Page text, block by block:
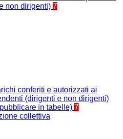
non dirigenti) 7
conferiti e autorizzati ai
(dirigenti e non dirigenti)
in tabelle) 7
collettiva